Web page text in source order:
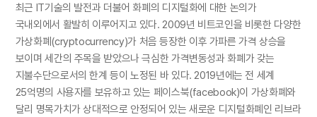
최근 IT기술의 발전과 더불어 화폐의 디지털화에 대한 논의가
국내외에서 활발히 이루어지고 있다. 2009년 비트코인을 비롯한 다양한
가상화폐(cryptocurrency)가 처음 등장한 이후 가파른 가격 상승을
보이며 세간의 주목을 받았으나 극심한 가격변동성과 화폐가 갖는
지불수단으로서의 한계 등이 노정된 바 있다. 2019년에는 전 세계
25억명의 사용자를 보유하고 있는 페이스북(facebook)이 가상화폐와
달리 명목가치가 상대적으로 안정되어 있는 새로운 디지털화폐인 리브라